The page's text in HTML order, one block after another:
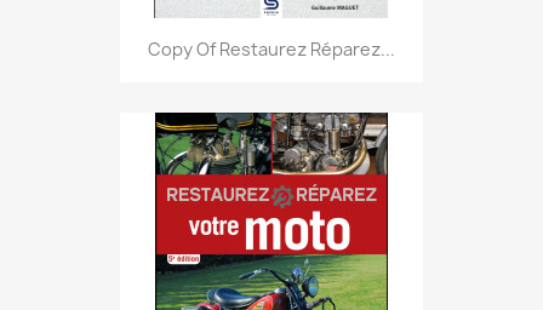
Copy Of Restaurez Réparez...